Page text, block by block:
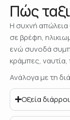
Πώς
Η συχνή απώλεια
σε βρέφη,
ενώ συνοδά
κράμπες,
Ανάλογα με τη
Οξεία